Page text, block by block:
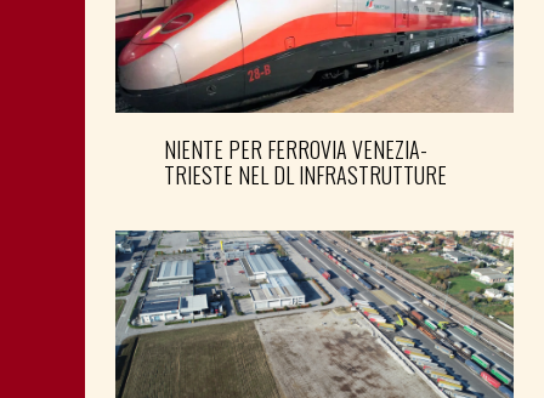
NIENTE PER FERROVIA VENEZIA-
TRIESTE NEL DL INFRASTRUTTURE